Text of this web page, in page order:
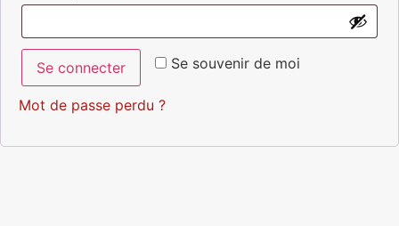
Se souvenir de moi
Se connecter
Mot de passe perdu ?